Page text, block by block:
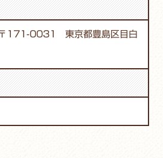
171-0031 東京都豊島区目白